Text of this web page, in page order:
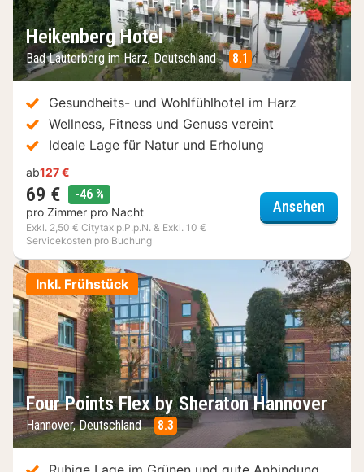
Heikenberg Hotel
Bad Lauterberg im Harz, Deutschland 8.1
Gesundheits- und Wohlfühlhotel im Harz
Wellness, Fitness und Genuss vereint
Ideale Lage für Natur und Erholung
ab127 €
69 € -46 %
pro Zimmer pro Nacht
Exkl. 2,50 € Citytax p.P.p.N. & Exkl. 10 €
Servicekosten pro Buchung
Ansehen
Inkl. Frühstück
Four Points Flex by Sheraton Hannover
Hannover, Deutschland 8.3